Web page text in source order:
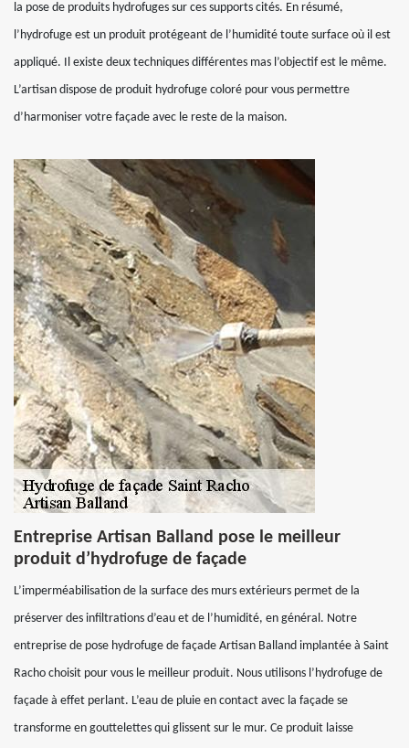
la pose de produits hydrofuges sur ces supports cités. En résumé,
l’hydrofuge est un produit protégeant de l’humidité toute surface où il est
appliqué. Il existe deux techniques différentes mas l’objectif est le même.
L’artisan dispose de produit hydrofuge coloré pour vous permettre
d’harmoniser votre façade avec le reste de la maison.
Entreprise Artisan Balland pose le meilleur
produit d’hydrofuge de façade
L’imperméabilisation de la surface des murs extérieurs permet de la
préserver des infiltrations d’eau et de l’humidité, en général. Notre
entreprise de pose hydrofuge de façade Artisan Balland implantée à Saint
Racho choisit pour vous le meilleur produit. Nous utilisons l’hydrofuge de
façade à effet perlant. L’eau de pluie en contact avec la façade se
transforme en gouttelettes qui glissent sur le mur. Ce produit laisse